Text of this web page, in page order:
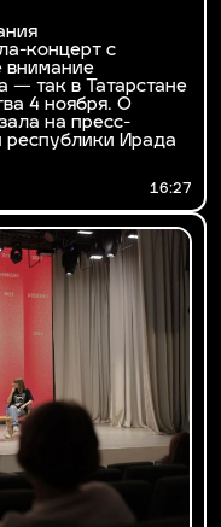
концерт с
внимание
— так в Татарстане
4 ноября. О
на пресс-
республики Ирада
16:27